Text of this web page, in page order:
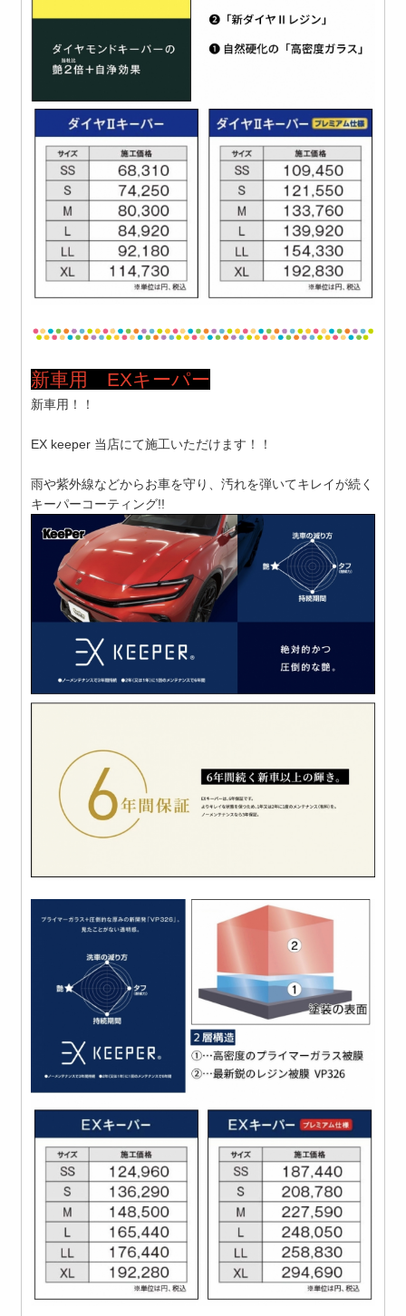
新車用 EXキーパー
新車用！！
EX keeper 当店にて施工いただけます！！
雨や紫外線などからお車を守り、汚れを弾いてキレイが続く
キーパーコーティング!!